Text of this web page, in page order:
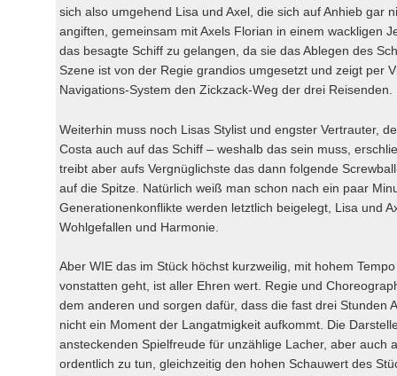
sich also umgehend Lisa und Axel, die sich auf Anhieb gar
angiften, gemeinsam mit Axels Florian in einem wackligen
das besagte Schiff zu gelangen, da sie das Ablegen des
Szene ist von der Regie grandios umgesetzt und zeigt per
Navigations-System den Zickzack-Weg der drei Reisenden.
Weiterhin muss noch Lisas Stylist und engster Vertrauter,
Costa auch auf das Schiff – weshalb das sein muss,
treibt aber aufs Vergnüglichste das dann folgende
auf die Spitze. Natürlich weiß man schon nach ein paar
Generationenkonflikte werden letztlich beigelegt, Lisa und
Wohlgefallen und Harmonie.
Aber WIE das im Stück höchst kurzweilig, mit hohem
vonstatten geht, ist aller Ehren wert. Regie und
dem anderen und sorgen dafür, dass die fast drei Stunden
nicht ein Moment der Langatmigkeit aufkommt. Die
ansteckenden Spielfreude für unzählige Lacher, aber auch
ordentlich zu tun, gleichzeitig den hohen Schauwert des